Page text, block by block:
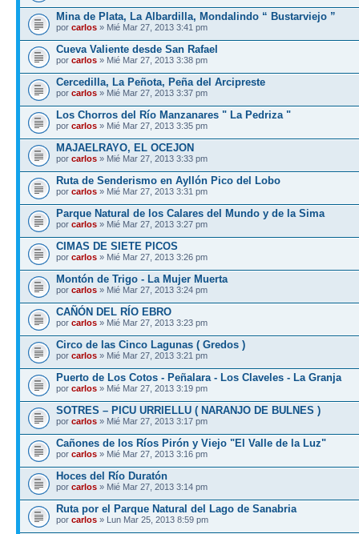
Mina de Plata, La Albardilla, Mondalindo “ Bustarviejo ”
por carlos » Mié Mar 27, 2013 3:41 pm
Cueva Valiente desde San Rafael
por carlos » Mié Mar 27, 2013 3:38 pm
Cercedilla, La Peñota, Peña del Arcipreste
por carlos » Mié Mar 27, 2013 3:37 pm
Los Chorros del Río Manzanares " La Pedriza "
por carlos » Mié Mar 27, 2013 3:35 pm
MAJAELRAYO, EL OCEJON
por carlos » Mié Mar 27, 2013 3:33 pm
Ruta de Senderismo en Ayllón Pico del Lobo
por carlos » Mié Mar 27, 2013 3:31 pm
Parque Natural de los Calares del Mundo y de la Sima
por carlos » Mié Mar 27, 2013 3:27 pm
CIMAS DE SIETE PICOS
por carlos » Mié Mar 27, 2013 3:26 pm
Montón de Trigo - La Mujer Muerta
por carlos » Mié Mar 27, 2013 3:24 pm
CAÑÓN DEL RÍO EBRO
por carlos » Mié Mar 27, 2013 3:23 pm
Circo de las Cinco Lagunas ( Gredos )
por carlos » Mié Mar 27, 2013 3:21 pm
Puerto de Los Cotos - Peñalara - Los Claveles - La Granja
por carlos » Mié Mar 27, 2013 3:19 pm
SOTRES – PICU URRIELLU ( NARANJO DE BULNES )
por carlos » Mié Mar 27, 2013 3:17 pm
Cañones de los Ríos Pirón y Viejo "El Valle de la Luz"
por carlos » Mié Mar 27, 2013 3:16 pm
Hoces del Río Duratón
por carlos » Mié Mar 27, 2013 3:14 pm
Ruta por el Parque Natural del Lago de Sanabria
por carlos » Lun Mar 25, 2013 8:59 pm